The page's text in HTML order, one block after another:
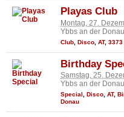
Playas Club
Montag, 27.
Ybbs an der Donau
Club Disco AT, 3373
Birthday
Samstag, 25.
Ybbs an der Donau
Special Disco AT,
Donau